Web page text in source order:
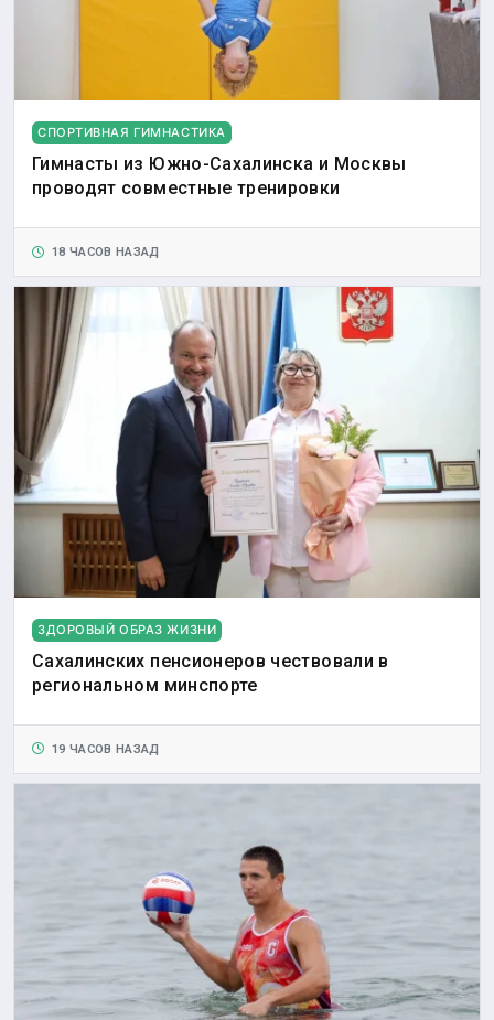
СПОРТИВНАЯ ГИМНАСТИКА
Гимнасты из Южно-Сахалинска и Москвы
проводят совместные тренировки
18 ЧАСОВ НАЗАД
ЗДОРОВЫЙ ОБРАЗ ЖИЗНИ
Сахалинских пенсионеров чествовали в
региональном минспорте
19 ЧАСОВ НАЗАД